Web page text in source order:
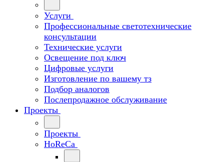
Услуги
Профессиональные светотехнические
консультации
Технические услуги
Освещение под ключ
Цифровые услуги
Изготовление по вашему тз
Подбор аналогов
Послепродажное обслуживание
Проекты
Проекты
HoReCa